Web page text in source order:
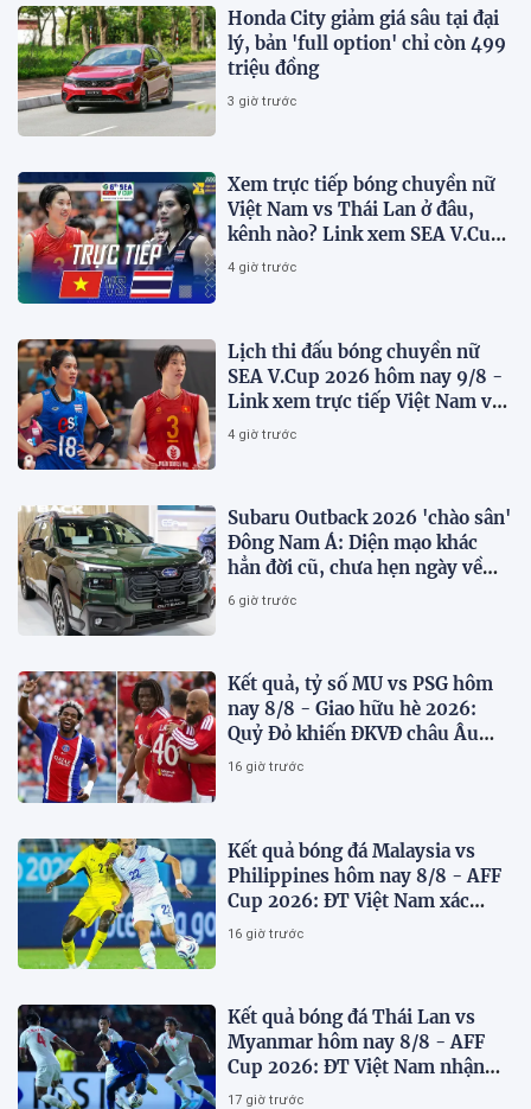
Honda City giảm giá sâu tại đại
lý, bản 'full option' chỉ còn 499
triệu đồng
3 giờ trước
Xem trực tiếp bóng chuyền nữ
Việt Nam vs Thái Lan ở đâu,
kênh nào? Link xem SEA V.Cup
2026 mới nhất
4 giờ trước
Lịch thi đấu bóng chuyền nữ
SEA V.Cup 2026 hôm nay 9/8 -
Link xem trực tiếp Việt Nam vs
Thái Lan
4 giờ trước
Subaru Outback 2026 'chào sân'
Đông Nam Á: Diện mạo khác
hẳn đời cũ, chưa hẹn ngày về
Việt Nam
6 giờ trước
Kết quả, tỷ số MU vs PSG hôm
nay 8/8 - Giao hữu hè 2026:
Quỷ Đỏ khiến ĐKVĐ châu Âu
toát mồ hôi
16 giờ trước
Kết quả bóng đá Malaysia vs
Philippines hôm nay 8/8 - AFF
Cup 2026: ĐT Việt Nam xác
định đối thủ
16 giờ trước
Kết quả bóng đá Thái Lan vs
Myanmar hôm nay 8/8 - AFF
Cup 2026: ĐT Việt Nam nhận
'chiến thư'
17 giờ trước